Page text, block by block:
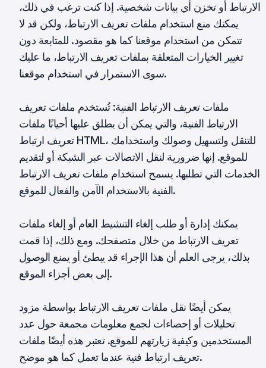
الارتباط أو تخزن أي بيانات شخصية. إذا كنت ترغب في ذلك،
يمكنك منع استخدام ملفات تعريف الارتباط، ولكن قد لا
تتمكن من استخدام موقعنا كما هو مقصود. للمتابعة دون
تغيير الخيارات المتعلقة بملفات تعريف الارتباط، ما عليك
سوى الاستمرار في استخدام موقعنا.
ملفات تعريف الارتباط الفنية: تُستخدم ملفات تعريف
الارتباط الفنية، والتي يمكن أن يطلق عليها أحيانًا ملفات
تعريف ارتباط HTML، للتنقل ولتسهيل وصولك واستخدامك
للموقع. إنها ضرورية لنقل الاتصالات عبر الشبكة أو لتقديم
الخدمات التي تطلبها. يسمح استخدام ملفات تعريف الارتباط
الفنية بالاستخدام الآمن والفعال للموقع.
يمكنك إدارة أو طلب إلغاء التنشيط العام أو إلغاء ملفات
تعريف الارتباط من خلال متصفحك. ومع ذلك، إذا قمت
بذلك، يرجى العلم أن هذا الإجراء قد يبطئ أو يمنع الوصول
إلى بعض أجزاء الموقع.
يمكن أيضًا نقل ملفات تعريف الارتباط بواسطة مزود
تحليلات أو إحصاءات لجمع معلومات مجمعة حول عدد
المستخدمين وكيفية زيارتهم للموقع. تعتبر هذه أيضًا ملفات
تعريف ارتباط فنية عندما تعمل كما هو موضح.